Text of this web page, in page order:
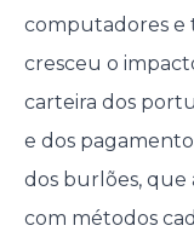
computadores e
cresceu o
carteira dos
e dos
dos burlões, que
com métodos